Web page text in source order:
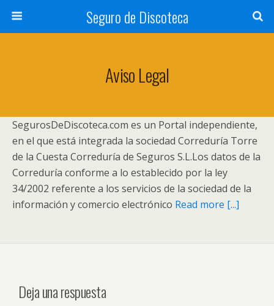
Seguro de Discoteca
Aviso Legal
SegurosDeDiscoteca.com es un Portal independiente,
en el que está integrada la sociedad Correduría Torre
de la Cuesta Correduría de Seguros S.L.Los datos de la
Correduría conforme a lo establecido por la ley
34/2002 referente a los servicios de la sociedad de la
información y comercio electrónico Read more [...]
Deja una respuesta